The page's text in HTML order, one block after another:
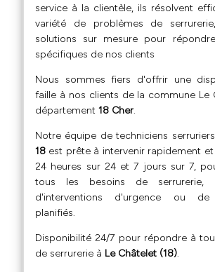
service à la clientèle, ils résolvent
variété de problèmes de
solutions sur mesure pour
spécifiques de nos clients
Nous sommes fiers d'offrir une
faille à nos clients de la commune Le
département 18 Cher.
Notre équipe de techniciens serruriers
18 est prête à intervenir rapidement
24 heures sur 24 et 7 jours sur 7,
tous les besoins de serrurerie,
d'interventions d'urgence ou de
planifiés.
Disponibilité 24/7 pour répondre à
de serrurerie à Le Châtelet (18).